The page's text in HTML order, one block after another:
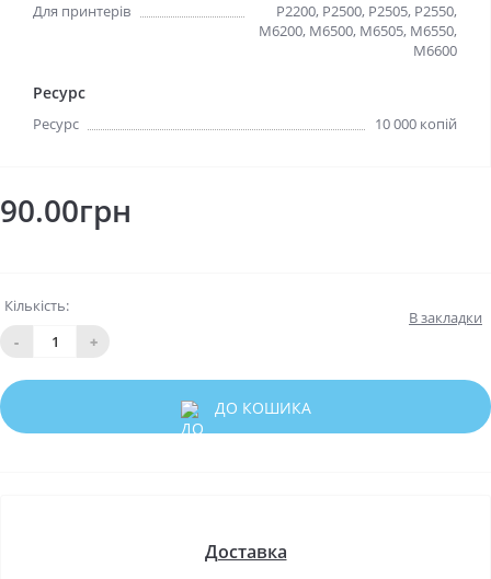
Для принтерів
P2200, P2500, P2505, P2550,
M6200, M6500, M6505, M6550,
M6600
Ресурс
Ресурс 10 000 копiй
90.00грн
Кількість:
-
+
В закладки
ДО КОШИКА
Доставка